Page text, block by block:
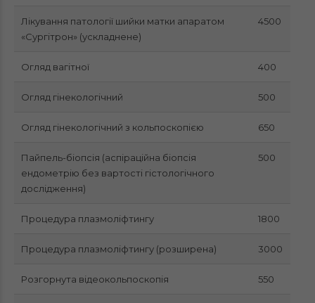
Лікування патології шийки матки апаратом
«Сургітрон» (ускладнене)
4500
Огляд вагітної 400
Огляд гінекологічний 500
Огляд гінекологічний з кольпоскопією 650
Пайпель-біопсія (аспіраційна біопсія
ендометрію без вартості гістологічного
дослідження)
500
Процедура плазмоліфтингу 1800
Процедура плазмоліфтингу (розширена) 3000
Розгорнута відеокольпоскопія 550